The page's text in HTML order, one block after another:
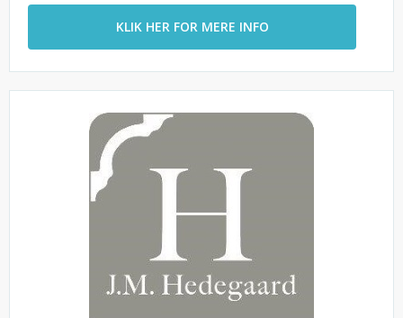
KLIK HER FOR MERE INFO